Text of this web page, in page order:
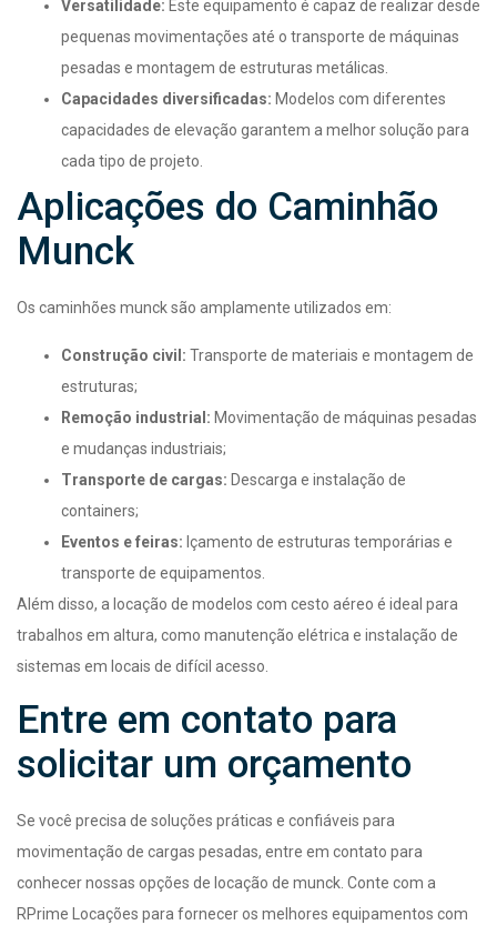
Versatilidade: Este equipamento é capaz de realizar desde
pequenas movimentações até o transporte de máquinas
pesadas e montagem de estruturas metálicas.
Capacidades diversificadas: Modelos com diferentes
capacidades de elevação garantem a melhor solução para
cada tipo de projeto.
Aplicações do Caminhão
Munck
Os caminhões munck são amplamente utilizados em:
Construção civil: Transporte de materiais e montagem de
estruturas;
Remoção industrial: Movimentação de máquinas pesadas
e mudanças industriais;
Transporte de cargas: Descarga e instalação de
containers;
Eventos e feiras: Içamento de estruturas temporárias e
transporte de equipamentos.
Além disso, a locação de modelos com cesto aéreo é ideal para
trabalhos em altura, como manutenção elétrica e instalação de
sistemas em locais de difícil acesso.
Entre em contato para
solicitar um orçamento
Se você precisa de soluções práticas e confiáveis para
movimentação de cargas pesadas, entre em contato para
conhecer nossas opções de locação de munck. Conte com a
RPrime Locações para fornecer os melhores equipamentos com